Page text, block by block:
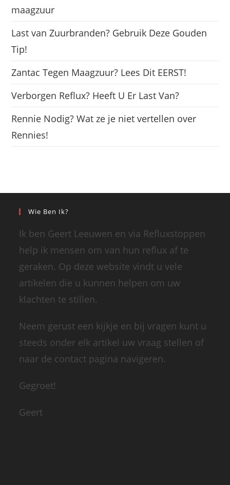
maagzuur
Last van Zuurbranden? Gebruik Deze Gouden
Tip!
Zantac Tegen Maagzuur? Lees Dit EERST!
Verborgen Reflux? Heeft U Er Last Van?
Rennie Nodig? Wat ze je niet vertellen over
Rennies!
Wie Ben Ik?
Ik ben Geert Leeuwen en via Refluxstoppen
help ik mensen om van hun reflux af te
geraken. Op deze website vindt u vele
artikelen die u kunnen helpen om uw
klachten te stillen.
Neem gerust een kijkje en bij vragen kunt u
steeds onder elk artikel uw vraag stellen of
naar de contact pagina navigeren.
Gegroet!
Geert